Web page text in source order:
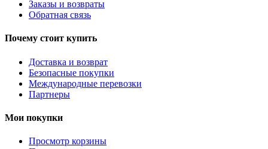
Заказы и возвраты
Обратная связь
Почему стоит купить
Доставка и возврат
Безопасные покупки
Международные перевозки
Партнеры
Мои покупки
Просмотр корзины